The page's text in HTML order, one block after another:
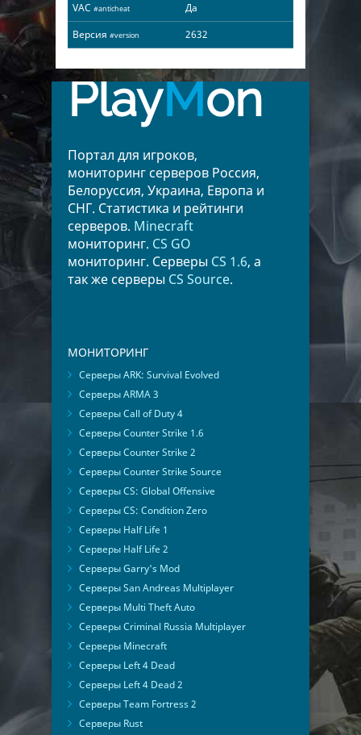
VAC #anticheat
Да
Версия #version 2632
PlayMon
Портал для игроков,
мониторинг серверов Россия,
Белоруссия, Украина, Европа и
СНГ. Статистика и рейтинги
серверов. Minecraft
мониторинг. CS GO
мониторинг. Серверы CS 1.6, а
так же серверы CS Source.
МОНИТОРИНГ
Серверы ARK: Survival Evolved
Серверы ARMA 3
Серверы Call of Duty 4
Серверы Counter Strike 1.6
Серверы Counter Strike 2
Серверы Counter Strike Source
Серверы CS: Global Offensive
Серверы CS: Condition Zero
Серверы Half Life 1
Серверы Half Life 2
Серверы Garry's Mod
Серверы San Andreas Multiplayer
Серверы Multi Theft Auto
Серверы Criminal Russia Multiplayer
Серверы Minecraft
Серверы Left 4 Dead
Серверы Left 4 Dead 2
Серверы Team Fortress 2
Серверы Rust